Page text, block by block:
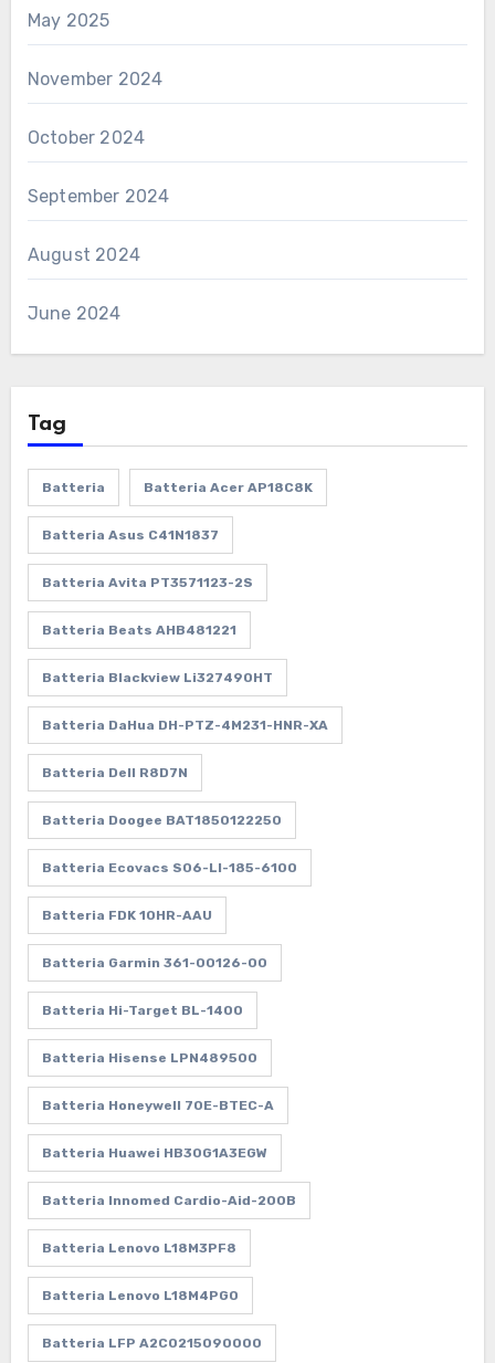
May 2025
November 2024
October 2024
September 2024
August 2024
June 2024
Tag
Batteria Batteria Acer AP18C8K
Batteria Asus C41N1837
Batteria Avita PT3571123-2S
Batteria Beats AHB481221
Batteria Blackview Li327490HT
Batteria DaHua DH-PTZ-4M231-HNR-XA
Batteria Dell R8D7N
Batteria Doogee BAT1850122250
Batteria Ecovacs S06-LI-185-6100
Batteria FDK 10HR-AAU
Batteria Garmin 361-00126-00
Batteria Hi-Target BL-1400
Batteria Hisense LPN489500
Batteria Honeywell 70E-BTEC-A
Batteria Huawei HB30G1A3EGW
Batteria Innomed Cardio-Aid-200B
Batteria Lenovo L18M3PF8
Batteria Lenovo L18M4PG0
Batteria LFP A2C0215090000